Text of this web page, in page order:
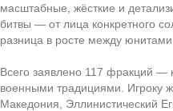
масштабные, жёсткие и
битвы — от лица конкретного
разница в росте между юнитами.
Всего заявлено 117 фракций —
военными традициями. Игроку
Македония, Эллинистический